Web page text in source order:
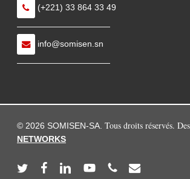
(+221) 33 864 33 49
———————————
info@somisen.sn
———————————
© 2026 SOMISEN-SA. Tous droits réservés.
NETWORKS
twitter facebooklinkedinyoutubephoneemail